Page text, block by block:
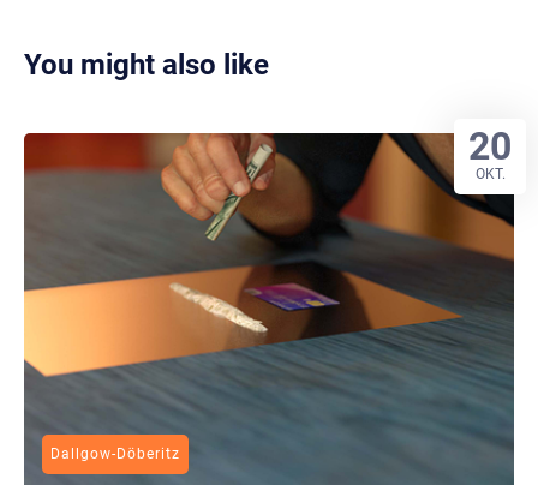
You might also like
Dallgow-Döberitz
20
OKT.